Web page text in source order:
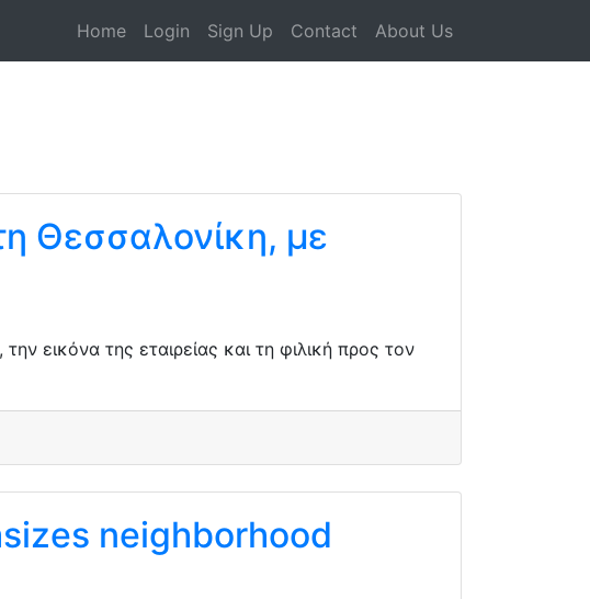
Home Login Sign Up Contact About Us
Θεσσαλονίκη, με
εικόνα της εταιρείας και τη φιλική προς τον
neighborhood